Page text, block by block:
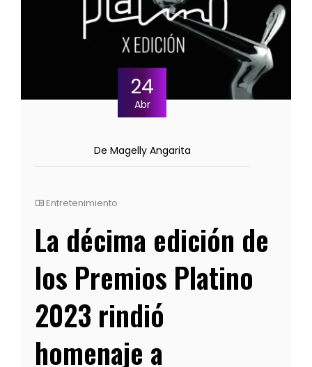
24
Abr
De Magelly Angarita
Entretenimiento
La décima edición de
los Premios Platino
2023 rindió
homenaje a